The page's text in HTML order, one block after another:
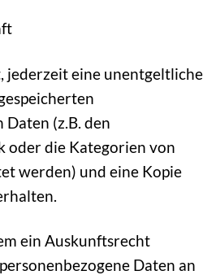
jederzeit eine unentgeltliche
Daten (z.B. den
oder die Kategorien von
werden) und eine Kopie
ein Auskunftsrecht
Daten an